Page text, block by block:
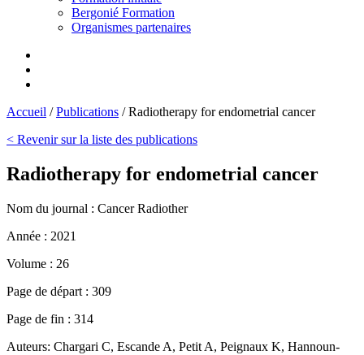
Bergonié Formation
Organismes partenaires
Accueil /Publications /Radiotherapy for endometrial cancer
< Revenir sur la liste des publications
Radiotherapy for endometrial cancer
Nom du journal : Cancer Radiother
Année : 2021
Volume : 26
Page de départ : 309
Page de fin : 314
Auteurs: Chargari C, Escande A, Petit A, Peignaux K, Hannoun-